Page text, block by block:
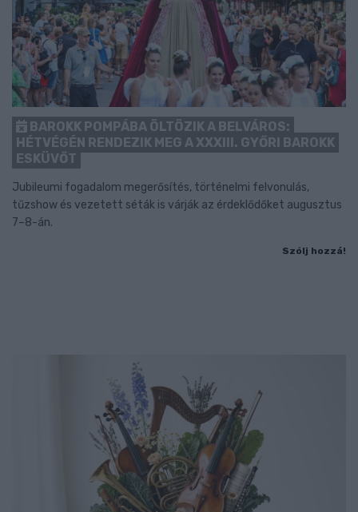
BAROKK POMPÁBA ÖLTÖZIK A BELVÁROS:
HÉTVÉGÉN RENDEZIK MEG A XXXIII. GYŐRI BAROKK
ESKÜVŐT
Jubileumi fogadalom megerősítés, történelmi felvonulás,
tűzshow és vezetett séták is várják az érdeklődőket augusztus
7–8-án.
Szólj hozzá!